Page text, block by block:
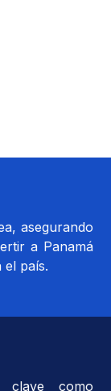
asegurando
a Panamá
país.
clave como